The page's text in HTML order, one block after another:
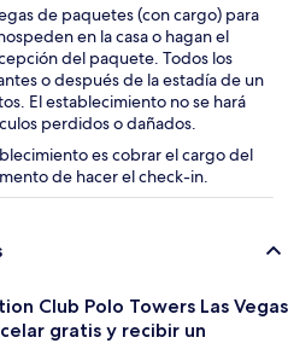
de paquetes (con cargo) para
en la casa o hagan el
del paquete. Todos los
o después de la estadía de un
El establecimiento no se hará
perdidos o dañados.
es cobrar el cargo del
de hacer el check-in.
Club Polo Towers Las Vegas
gratis y recibir un